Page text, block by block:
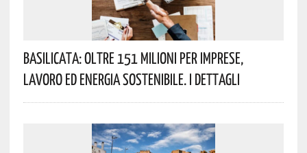
Basilicata: Oltre 151 Milioni Per Imprese,
Lavoro Ed Energia Sostenibile. I Dettagli